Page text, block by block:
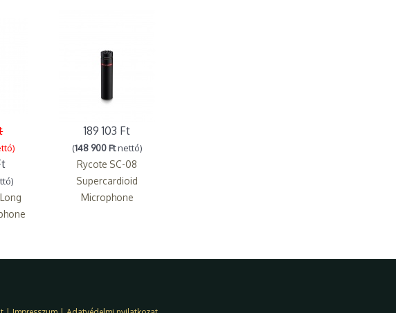
189 103 Ft
(148 900 Ftnettó)
Rycote SC-08
Supercardioid
Microphone